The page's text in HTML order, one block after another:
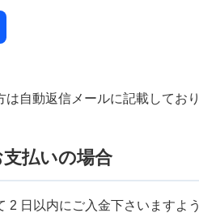
は自動返信メールに記載してお
払いの場合
2 日以内にご入金下さいますよ